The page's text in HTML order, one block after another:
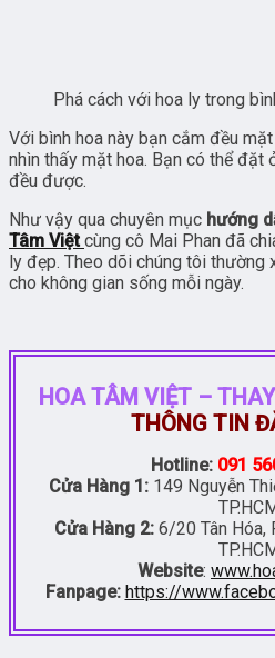
Phá cách với hoa ly trong
Với bình hoa này bạn cắm đều
nhìn thấy mặt hoa. Bạn có thể đặt
đều được.
Như vậy qua chuyên mục hướng
Tâm Việt cùng cô Mai Phan đã
ly đẹp. Theo dõi chúng tôi thường
cho không gian sống mỗi ngày.
HOA TÂM VIỆT –
THÔNG TIN
Hotline: 091
Cửa Hàng 1: 149 Nguyễn
Cửa Hàng 2: 6/20 Tân Hóa,
Website:
Fanpage: https://